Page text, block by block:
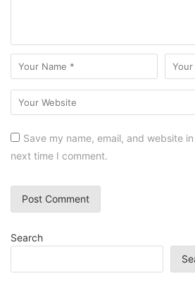
Save my name, email, and website
next time I comment.
Search